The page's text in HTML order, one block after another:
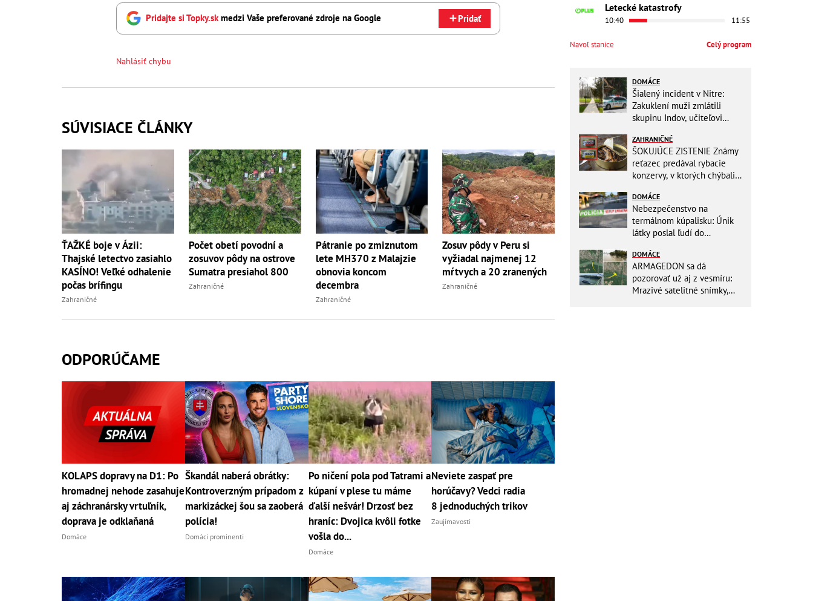
Pridajte si Topky.skmedzi Vaše preferované zdroje na Google Pridať
Nahlásiť chybu
SÚVISIACE ČLÁNKY
ŤAŽKÉ boje v Ázii:
Thajské letectvo zasiahlo
KASÍNO! Veľké odhalenie
počas brífingu
Zahraničné
Počet obetí povodní a
zosuvov pôdy na ostrove
Sumatra presiahol 800
Zahraničné
Pátranie po zmiznutom
lete MH370 z Malajzie
obnovia koncom
decembra
Zahraničné
Zosuv pôdy v Peru si
vyžiadal najmenej 12
mŕtvych a 20 zranených
Zahraničné
ODPORÚČAME
KOLAPS dopravy na D1: Po
hromadnej nehode zasahuje
aj záchranársky vrtuľník,
doprava je odklaňaná
Domáce
Škandál naberá obrátky:
Kontroverzným prípadom z
markizáckej šou sa zaoberá
polícia!
Domáci prominenti
Po ničení pola pod Tatrami a
kúpaní v plese tu máme
ďalší nešvár! Drzosť bez
hraníc: Dvojica kvôli fotke
vošla do...
Domáce
Neviete zaspať pre
horúčavy? Vedci radia
8 jednoduchých trikov
Zaujímavosti
Letecké katastrofy
10:40 11:55
Navoľ stanice Celý program
DOMÁCE
Šialený incident v Nitre:
Zakuklení muži zmlátili
skupinu Indov, učiteľovi
tvár!
ZAHRANIČNÉ
ŠOKUJÚCE ZISTENIE Známy
reťazec predával rybacie
konzervy, v ktorých chýbali
aj vy
DOMÁCE
Nebezpečenstvo na
termálnom kúpalisku: Únik
látky poslal ľudí do
vyšetrovanie
DOMÁCE
ARMAGEDON sa dá
pozorovať už aj z vesmíru:
Mrazivé satelitné snímky,